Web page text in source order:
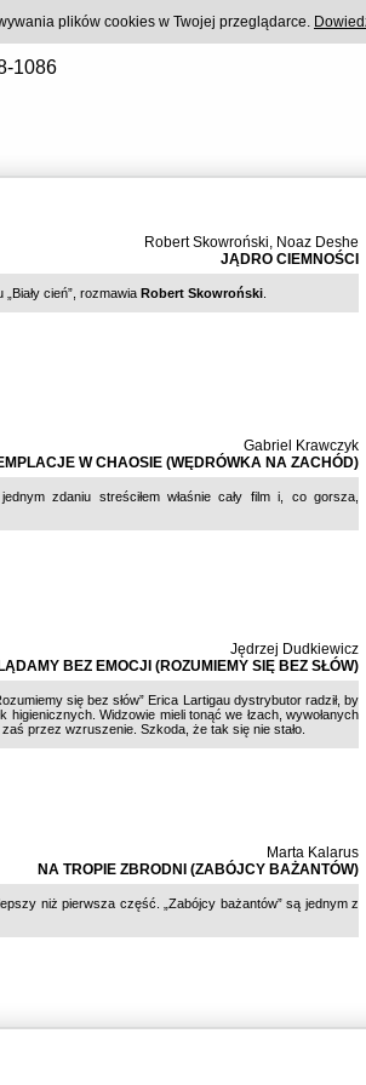
1086
Robert Skowroński, Noaz Deshe
JĄDRO CIEMNOŚCI
„Biały cień”, rozmawia Robert Skowroński
Gabriel Krawczyk
W CHAOSIE (WĘDRÓWKA NA ZACHÓD)
zdaniu streściłem właśnie cały film i, co gorsza,
Jędrzej Dudkiewicz
BEZ EMOCJI (ROZUMIEMY SIĘ BEZ SŁÓW)
się bez słów” Erica Lartigau dystrybutor radził, by
Widzowie mieli tonąć we łzach, wywołanych
przez wzruszenie. Szkoda, że tak się nie stało.
Marta Kalarus
NA TROPIE ZBRODNI (ZABÓJCY BAŻANTÓW)
niż pierwsza część. „Zabójcy bażantów” są jednym z
plików cookies w Twojej przeglądarce.